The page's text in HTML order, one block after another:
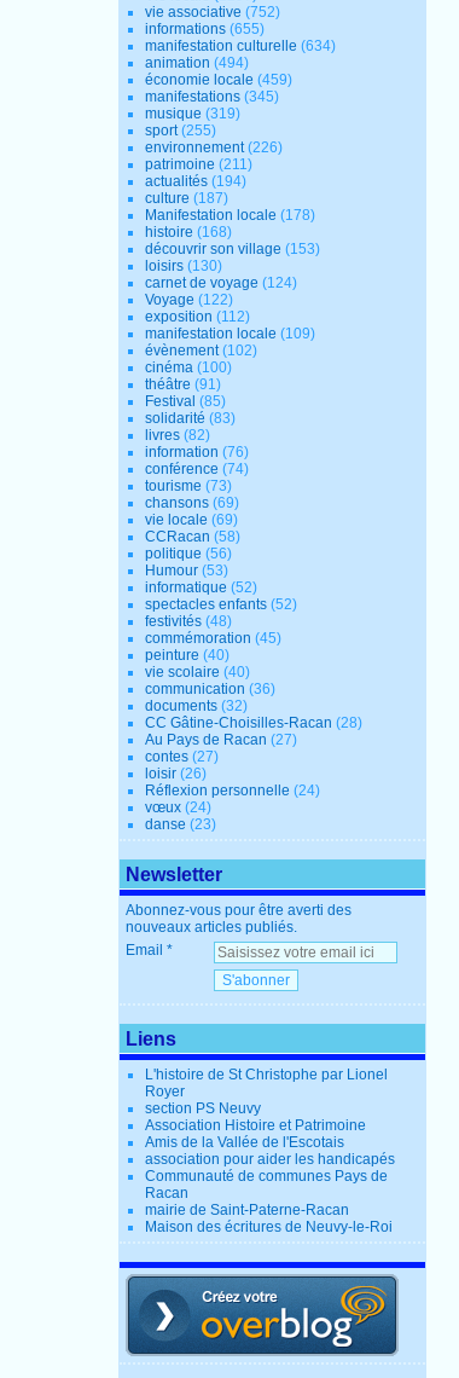
vie associative (752)
informations (655)
manifestation culturelle (634)
animation (494)
économie locale (459)
manifestations (345)
musique (319)
sport(255)
environnement(226)
patrimoine (211)
actualités (194)
culture (187)
Manifestation locale (178)
histoire (168)
découvrir son village (153)
loisirs (130)
carnet de voyage (124)
Voyage (122)
exposition (112)
manifestation locale (109)
évènement(102)
cinéma (100)
théâtre (91)
Festival (85)
solidarité (83)
livres (82)
information (76)
conférence (74)
tourisme (73)
chansons (69)
vie locale (69)
CCRacan (58)
politique (56)
Humour (53)
informatique (52)
spectacles enfants (52)
festivités (48)
commémoration (45)
peinture (40)
vie scolaire (40)
communication (36)
documents (32)
CC Gâtine-Choisilles-Racan (28)
Au Pays de Racan (27)
contes (27)
loisir (26)
Réflexion personnelle (24)
vœux (24)
danse (23)
Newsletter
Abonnez-vous pour être averti des
nouveaux articles publiés.
Email
Liens
L'histoire de St Christophe par Lionel
Royer
section PS Neuvy
Association Histoire et Patrimoine
Amis de la Vallée de l'Escotais
association pour aider les handicapés
Communauté de communes Pays de
Racan
mairie de Saint-Paterne-Racan
Maison des écritures de Neuvy-le-Roi